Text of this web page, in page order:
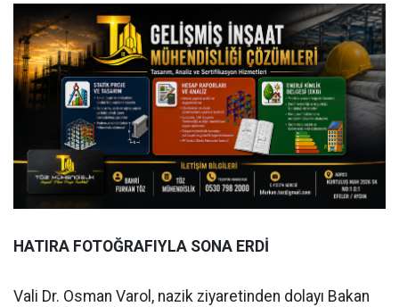
HATIRA FOTOĞRAFIYLA SONA ERDİ
Vali Dr. Osman Varol, nazik ziyaretinden dolayı Bakan